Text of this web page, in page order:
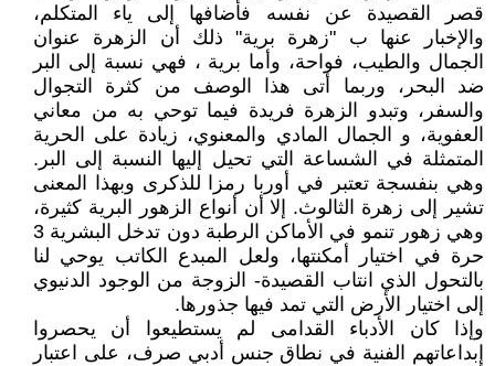
قصر القصيدة عن نفسه فأضافها إلى ياء المتكلم،
والإخبار عنها ب "زهرة برية" ذلك أن الزهرة عنوان
الجمال والطيب، فواحة، وأما برية ، فهي نسبة إلى البر
ضد البحر، وربما أتى هذا الوصف من كثرة التجوال
والسفر، وتبدو الزهرة فريدة فيما توحي به من معاني
العفوية، و الجمال المادي والمعنوي، زيادة على الحرية
المتمثلة في الشساعة التي تحيل إليها النسبة إلى البر.
وهي بنفسجة تعتبر في أوربا رمزا للذكرى وبهذا المعنى
تشير إلى زهرة الثالوث. إلا أن أنواع الزهور البرية كثيرة،
وهي زهور تنمو في الأماكن الرطبة دون تدخل البشرية 3
حرة في اختيار أمكنتها، ولعل المبدع الكاتب يوحي لنا
بالتحول الذي انتاب القصيدة- الزوجة من الوجود الدنيوي
إلى اختيار الأرض التي تمد فيها جذورها.
وإذا كان الأدباء القدامى لم يستطيعوا أن يحصروا
إبداعاتهم الفنية في نطاق جنس أدبي صرف، على اعتبار